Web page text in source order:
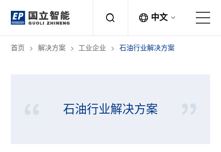
关于国立
产品中心
中文
首页 解决方案 工业企业 石油行业解决方案
石油行业解决方案